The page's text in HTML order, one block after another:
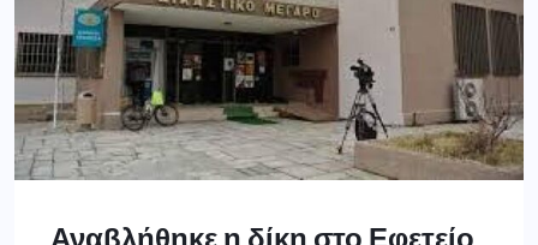
Αναβλήθηκε η δίκη στο Εφετείο